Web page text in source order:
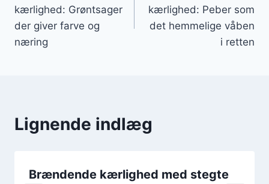
kærlighed: Grøntsager
der giver farve og
næring
kærlighed: Peber som
det hemmelige våben
i retten
Lignende indlæg
Brændende kærlighed med stegte